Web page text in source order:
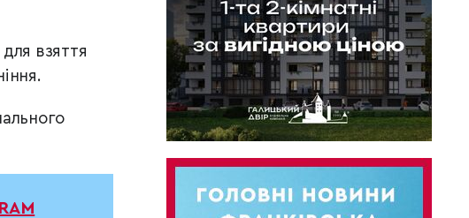
взяття